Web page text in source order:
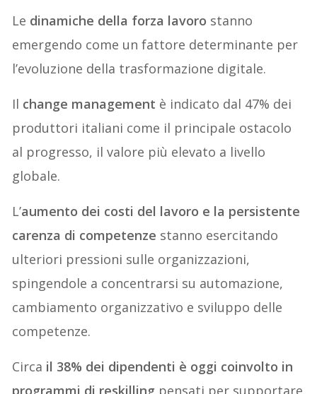
Le dinamiche della forza lavoro stanno
emergendo come un fattore determinante per
l’evoluzione della trasformazione digitale.
Il change management è indicato dal 47% dei
produttori italiani come il principale ostacolo
al progresso, il valore più elevato a livello
globale.
L’aumento dei costi del lavoro e la persistente
carenza di competenze stanno esercitando
ulteriori pressioni sulle organizzazioni,
spingendole a concentrarsi su automazione,
cambiamento organizzativo e sviluppo delle
competenze.
Circa il 38% dei dipendenti è oggi coinvolto in
programmi di reskilling pensati per supportare